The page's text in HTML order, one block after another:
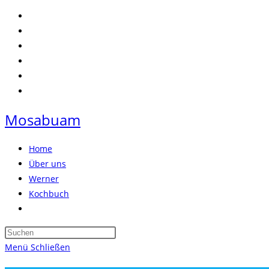
Zum
Inhalt
springen
Mosabuam
Home
Über uns
Werner
Kochbuch
umschalten
Press
Menü Schließen